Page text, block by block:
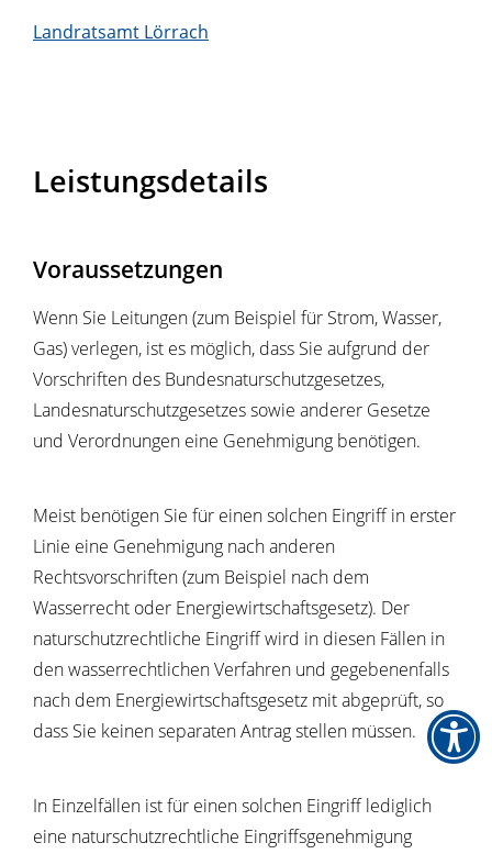
Landratsamt Lörrach
Leistungsdetails
Voraussetzungen
Wenn Sie Leitungen (zum Beispiel für Strom, Wasser,
Gas) verlegen, ist es möglich, dass Sie aufgrund der
Vorschriften des Bundesnaturschutzgesetzes,
Landesnaturschutzgesetzes sowie anderer Gesetze
und Verordnungen eine Genehmigung benötigen.
Meist benötigen Sie für einen solchen Eingriff in erster
Linie eine Genehmigung nach anderen
Rechtsvorschriften (zum Beispiel nach dem
Wasserrecht oder Energiewirtschaftsgesetz). Der
naturschutzrechtliche Eingriff wird in diesen Fällen in
den wasserrechtlichen Verfahren und gegebenenfalls
nach dem Energiewirtschaftsgesetz mit abgeprüft, so
dass Sie keinen separaten Antrag stellen müssen.
In Einzelfällen ist für einen solchen Eingriff lediglich
eine naturschutzrechtliche Eingriffsgenehmigung